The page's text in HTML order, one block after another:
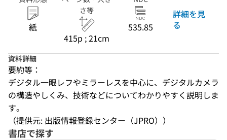
紙
さ等
415p ; 21cm
535.85
詳細を見
る
資料詳細
要約等：
デジタル一眼レフやミラーレスを中心に、デジタルカメラ
の構造やしくみ、技術などについてわかりやすく説明しま
す。
（提供元: 出版情報登録センター（JPRO））
書店で探す